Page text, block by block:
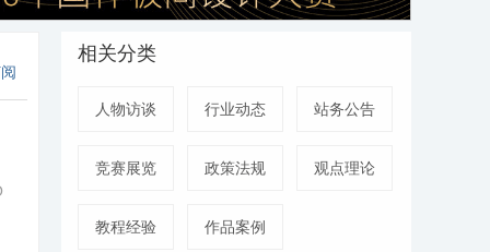
相关分类
人物访谈 行业动态 站务公告
竞赛展览 政策法规 观点理论
教程经验 作品案例